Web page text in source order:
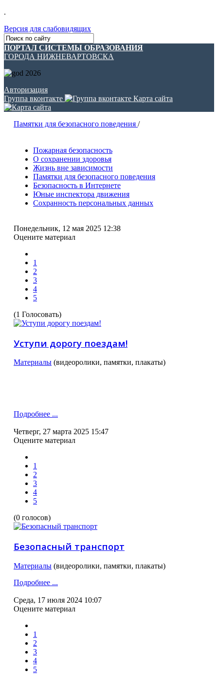
.
Версия для слабовидящих
ПОРТАЛ СИСТЕМЫ ОБРАЗОВАНИЯ
ГОРОДА НИЖНЕВАРТОВСКА
Авторизация
Группа вконтакте
Карта сайта
Памятки для безопасного поведения /
Пожарная безопасность
О сохранении здоровья
Жизнь вне зависимости
Памятки для безопасного поведения
Безопасность в Интернете
Юные инспектора движения
Сохранность персональных данных
Понедельник, 12 мая 2025 12:38
Оцените материал
1
2
3
4
5
(1 Голосовать)
Уступи дорогу поездам!
Материалы (видеоролики, памятки, плакаты)
Подробнее ...
Четверг, 27 марта 2025 15:47
Оцените материал
1
2
3
4
5
(0 голосов)
Безопасный транспорт
Материалы (видеоролики, памятки, плакаты)
Подробнее ...
Среда, 17 июля 2024 10:07
Оцените материал
1
2
3
4
5